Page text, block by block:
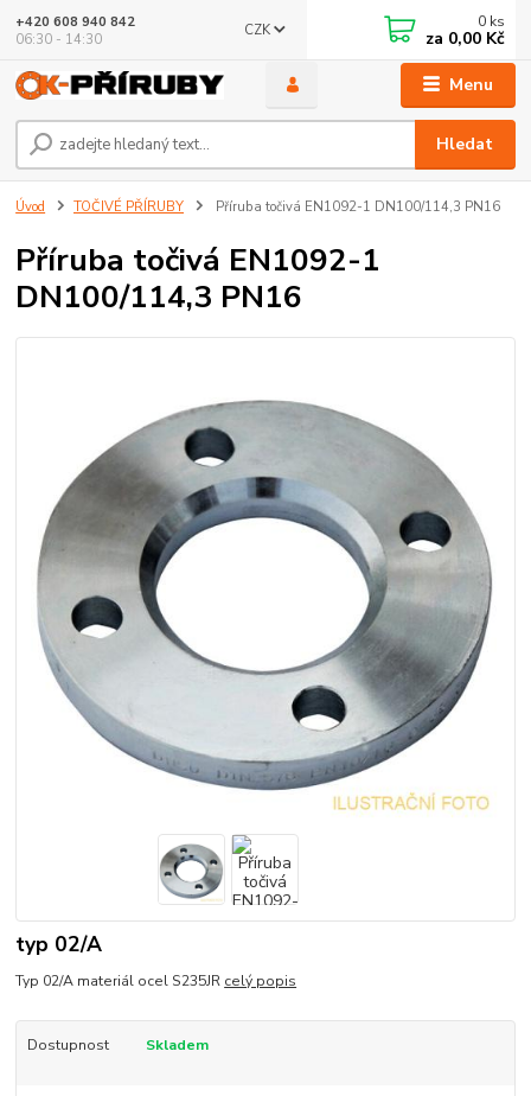
Menu
CZK
Hledat
+420 608 940 842
06:30 - 14:30
0 ks
za 0,00 Kč
Úvod TOČIVÉ PŘÍRUBY Příruba točivá EN1092-1 DN100/114,3 PN16
Příruba točivá EN1092-1
DN100/114,3 PN16
typ 02/A
Typ 02/A materiál ocel S235JR celý popis
Dostupnost Skladem